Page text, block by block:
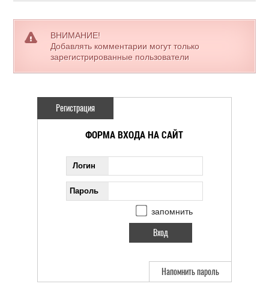
ВНИМАНИЕ!
Добавлять комментарии могут только
зарегистрированные пользователи
Регистрация
ФОРМА ВХОДА НА САЙТ
Логин
Пароль
запомнить
Напомнить пароль